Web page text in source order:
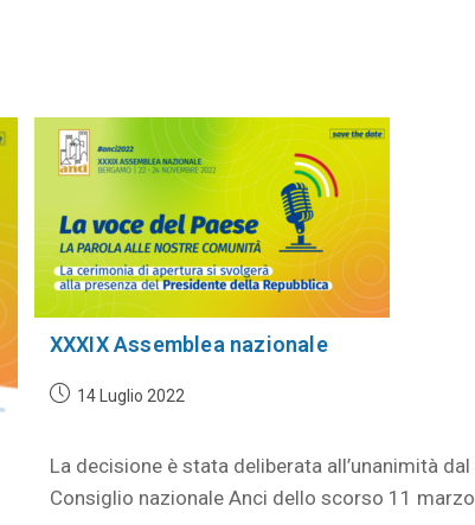
XXXIX Assemblea nazionale
14 Luglio 2022
La decisione è stata deliberata all’unanimità dal
Consiglio nazionale Anci dello scorso 11 marzo